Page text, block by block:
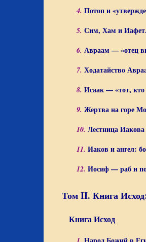
4. Потоп и
5. Сим, Хам и
6. Авраам — «отец
7. Ходатайство
8. Исаак — «тот, кто
9. Жертва на горе
10. Лестница
11. Иаков и ангел:
12. Иосиф — раб и
Том II. Книга
Книга Исход